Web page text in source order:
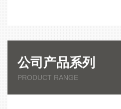
公司产品系列
PRODUCT RANGE